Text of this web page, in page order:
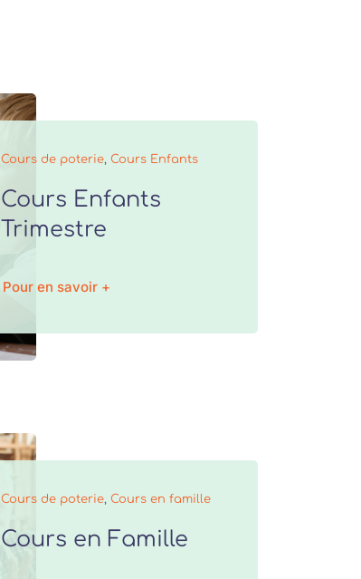
Cours de poterie, Cours Enfants
Cours Enfants
Trimestre
Pour en savoir +
Cours de poterie, Cours en famille
Cours en Famille